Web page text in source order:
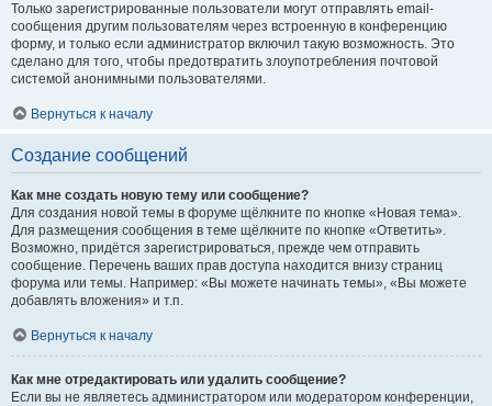
Только зарегистрированные пользователи могут отправлять email-
сообщения другим пользователям через встроенную в конференцию
форму, и только если администратор включил такую возможность. Это
сделано для того, чтобы предотвратить злоупотребления почтовой
системой анонимными пользователями.
Вернуться к началу
Создание сообщений
Как мне создать новую тему или сообщение?
Для создания новой темы в форуме щёлкните по кнопке «Новая тема».
Для размещения сообщения в теме щёлкните по кнопке «Ответить».
Возможно, придётся зарегистрироваться, прежде чем отправить
сообщение. Перечень ваших прав доступа находится внизу страниц
форума или темы. Например: «Вы можете начинать темы», «Вы можете
добавлять вложения» и т.п.
Вернуться к началу
Как мне отредактировать или удалить сообщение?
Если вы не являетесь администратором или модератором конференции,